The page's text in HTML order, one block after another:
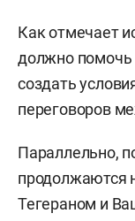
Как отмечает
должно помочь
создать
переговоров
Параллельно,
продолжаются
Тегераном и